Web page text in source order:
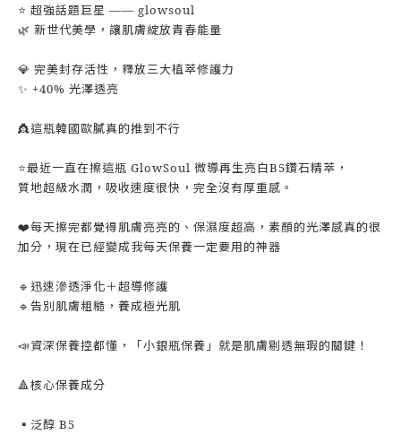
⭐ 超強話題巨星 —— glowsoul
🌿 新世代美學，讓肌膚綻放青春能量
💎 完美封存活性，釋放三大植萃修護力
✨ +40% 光澤透亮
👸這瓶韓國歐膩真的推到不行
⭐️最近一直在擦這瓶 GlowSoul 微導再生亮白B5鑽石精萃，
質地超級水潤，吸收速度很快，完全沒有厚重感。
❤️每天擦完都覺得肌膚亮亮的、保濕度超高，素顏的光澤感真的很
加分，現在已經變成我每天保養一定要用的神器
🔹迅速滲透淨化＋超導修護
🔹告別肌膚粗糙，養成極光肌
📣資深保養控都懂，「小銀瓶保養」就是肌膚剔透無瑕的關鍵！
🔺核心保養成分
▪️泛醇 B5